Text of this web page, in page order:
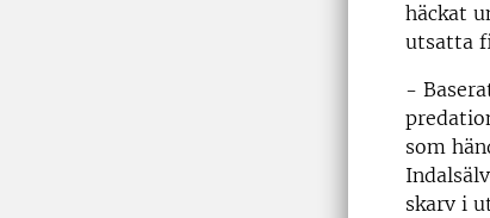
häckat
utsatta
­-
som
skarv i